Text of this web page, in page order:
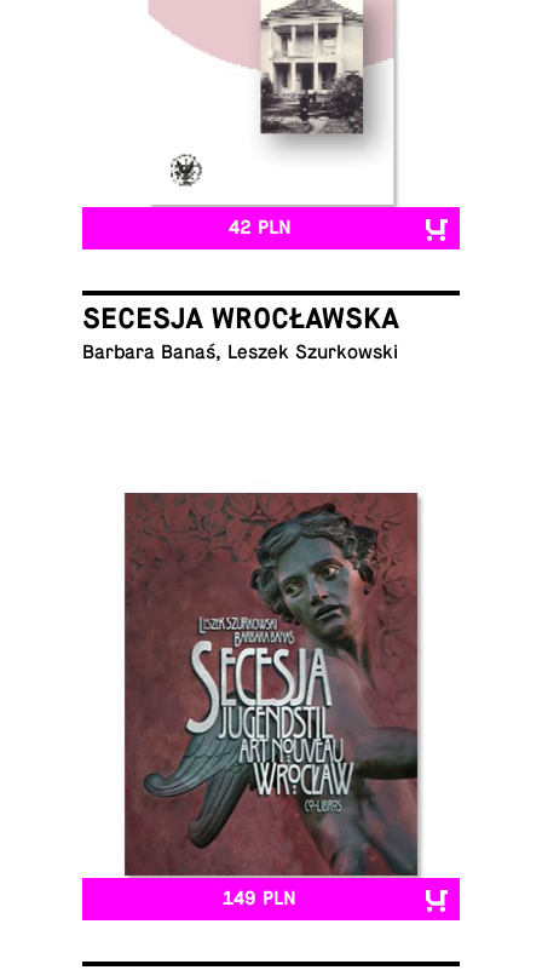
42 PLN
SECESJA WROCŁAWSKA
Barbara Banaś, Leszek Szurkowski
149 PLN